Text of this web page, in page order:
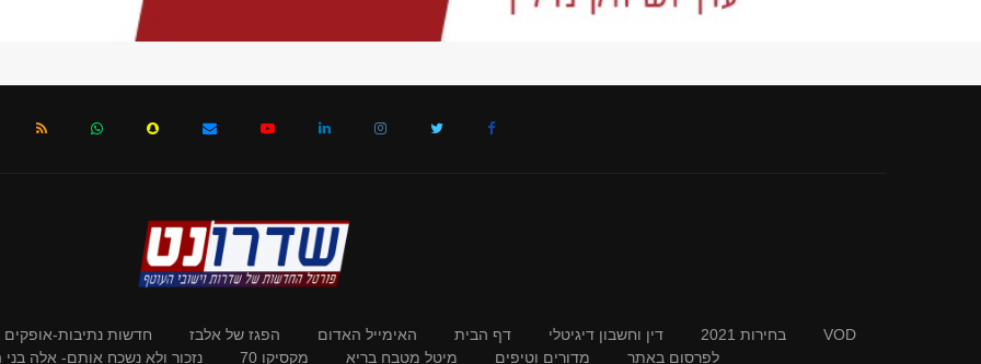
VOD בחירות 2021 דין וחשבון דיגיטלי דף הבית האימייל האדום הפגז של אלבז חדשות נתיבות-אופקים
לפרסום באתר
מדורים וטיפים מיטל מטבח בריא מקסיקו 70 נזכור ולא נשכח אותם- אלה